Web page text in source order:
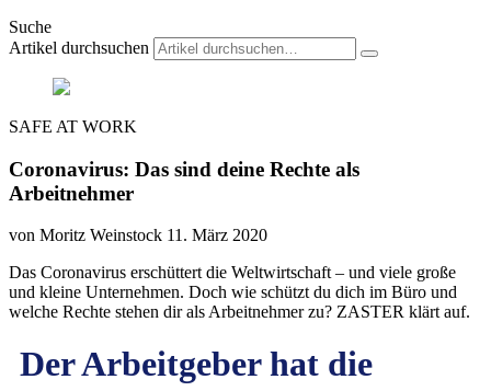
Suche
Artikel durchsuchen
SAFE AT WORK
Coronavirus: Das sind deine Rechte als
Arbeitnehmer
von Moritz Weinstock 11. März 2020
Das Coronavirus erschüttert die Weltwirtschaft – und viele große
und kleine Unternehmen. Doch wie schützt du dich im Büro und
welche Rechte stehen dir als Arbeitnehmer zu? ZASTER klärt auf.
Der Arbeitgeber hat die